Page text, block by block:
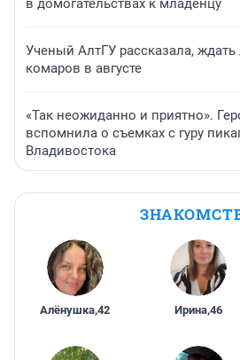
в домогательствах к младенцу
Ученый АлтГУ рассказала,
комаров в августе
«Так неожиданно и приятно».
вспомнила о съемках с гуру
Владивостока
Алёнушка,42 Ирина,46